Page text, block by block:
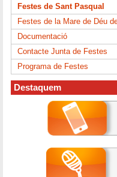
Festes de Sant Pasqual
Festes de la Mare de Déu
Documentació
Contacte Junta de Festes
Programa de Festes
Destaquem